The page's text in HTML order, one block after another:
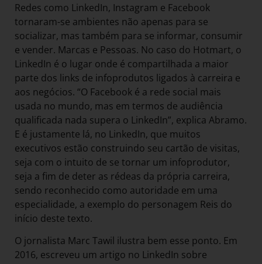
Redes como LinkedIn, Instagram e Facebook
tornaram-se ambientes não apenas para se
socializar, mas também para se informar, consumir
e vender. Marcas e Pessoas. No caso do Hotmart, o
LinkedIn é o lugar onde é compartilhada a maior
parte dos links de infoprodutos ligados à carreira e
aos negócios. “O Facebook é a rede social mais
usada no mundo, mas em termos de audiência
qualificada nada supera o LinkedIn”, explica Abramo.
E é justamente lá, no LinkedIn, que muitos
executivos estão construindo seu cartão de visitas,
seja com o intuito de se tornar um infoprodutor,
seja a fim de deter as rédeas da própria carreira,
sendo reconhecido como autoridade em uma
especialidade, a exemplo do personagem Reis do
início deste texto.
O jornalista Marc Tawil ilustra bem esse ponto. Em
2016, escreveu um artigo no LinkedIn sobre